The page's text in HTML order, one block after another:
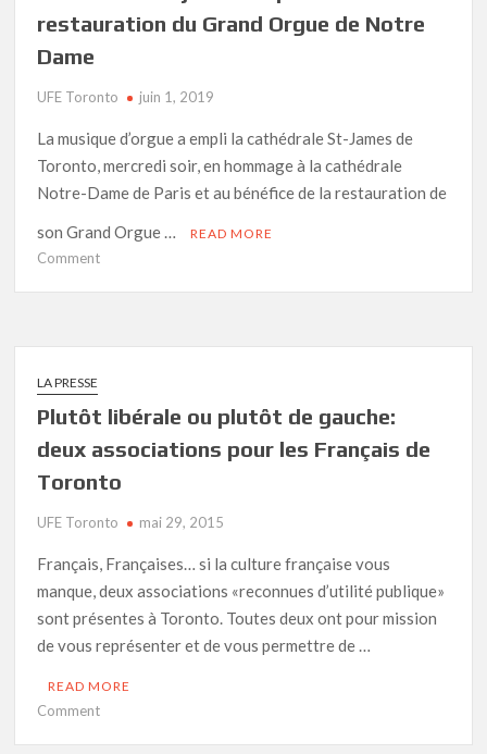
restauration du Grand Orgue de Notre
Dame
UFE Toronto juin 1, 2019
La musique d’orgue a empli la cathédrale St-James de
Toronto, mercredi soir, en hommage à la cathédrale
Notre-Dame de Paris et au bénéfice de la restauration de
son Grand Orgue …
READ MORE
Commenton
pour
du
Grand
Orgue
Notre
LA PRESSE
Plutôt libérale ou plutôt de gauche:
deux associations pour les Français de
Toronto
UFE Toronto mai 29, 2015
Français, Françaises… si la culture française vous
manque, deux associations «reconnues d’utilité publique»
sont présentes à Toronto. Toutes deux ont pour mission
de vous représenter et de vous permettre de …
READ MORE
Commenton